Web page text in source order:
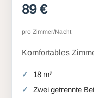
89 €
pro Zimmer/Nacht
Komfortables
18 m²
Zwei getrennte